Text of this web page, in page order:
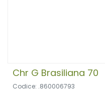
Chr G Brasiliana 70
Codice: .860006793